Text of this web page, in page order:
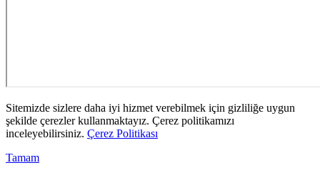
Sitemizde sizlere daha iyi hizmet verebilmek için gizliliğe uygun
şekilde çerezler kullanmaktayız. Çerez politikamızı
inceleyebilirsiniz. Çerez Politikası
Tamam